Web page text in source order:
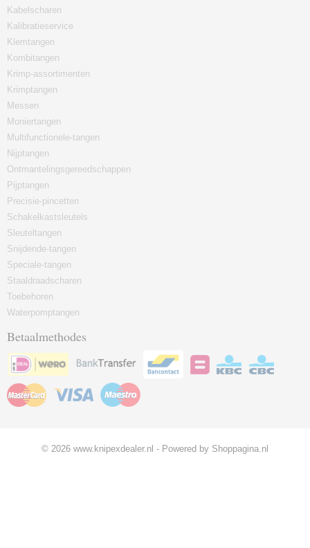
Kabelscharen
Kalibratieservice
Klemtangen
Kombitangen
Krimp-assortimenten
Krimptangen
Messen
Moniertangen
Multifunctionele-tangen
Nijptangen
Ontmantelingsgereedschappen
Pijptangen
Precisie-pincetten
Schakelkastsleutels
Sleuteltangen
Snijdende-tangen
Speciale-tangen
Staaldraadscharen
Toebehoren
Waterpomptangen
Betaalmethodes
© 2026 www.knipexdealer.nl - Powered by Shoppagina.nl